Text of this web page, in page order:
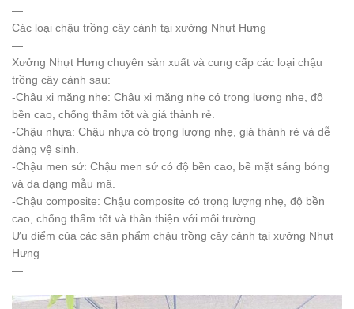
—
Các loại chậu trồng cây cảnh tại xưởng Nhựt Hưng
—
Xưởng Nhựt Hưng chuyên sản xuất và cung cấp các loại chậu
trồng cây cảnh sau:
-Chậu xi măng nhẹ: Chậu xi măng nhẹ có trọng lượng nhẹ, độ
bền cao, chống thấm tốt và giá thành rẻ.
-Chậu nhựa: Chậu nhựa có trọng lượng nhẹ, giá thành rẻ và dễ
dàng vệ sinh.
-Chậu men sứ: Chậu men sứ có độ bền cao, bề mặt sáng bóng
và đa dạng mẫu mã.
-Chậu composite: Chậu composite có trọng lượng nhẹ, độ bền
cao, chống thấm tốt và thân thiện với môi trường.
Ưu điểm của các sản phẩm chậu trồng cây cảnh tại xưởng Nhựt
Hưng
—